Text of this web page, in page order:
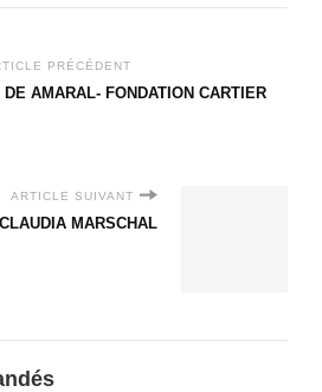
PRÉCÉDENT
DE AMARAL- FONDATION CARTIER
ARTICLE SUIVANT
MARSCHAL